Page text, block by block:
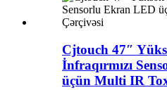
Cjtouch 47″
İnfraqırmızı
üçün Multi IR